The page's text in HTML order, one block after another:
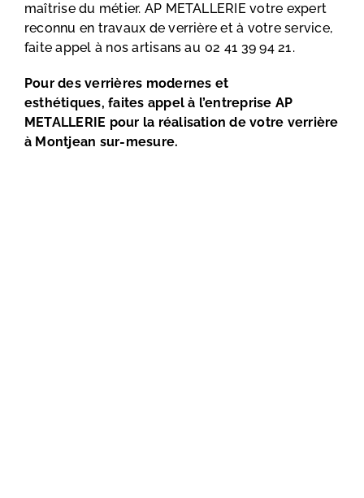
maîtrise du métier. AP METALLERIE votre expert
reconnu en travaux de verrière et à votre service,
faite appel à nos artisans au 02 41 39 94 21.
Pour des verrières modernes et
esthétiques,faites appel à l’entreprise AP
METALLERIE pour la réalisation de votre verrière
à Montjean sur-mesure.